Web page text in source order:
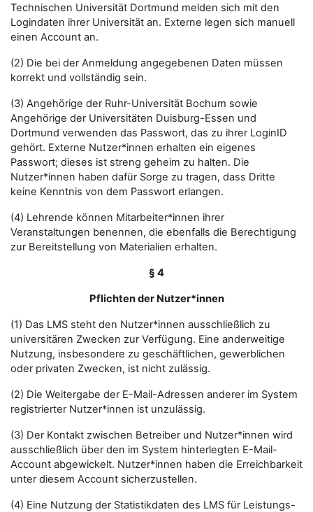
Technischen Universität Dortmund melden sich mit den
Logindaten ihrer Universität an. Externe legen sich manuell
einen Account an.
(2) Die bei der Anmeldung angegebenen Daten müssen
korrekt und vollständig sein.
(3) Angehörige der Ruhr-Universität Bochum sowie
Angehörige der Universitäten Duisburg-Essen und
Dortmund verwenden das Passwort, das zu ihrer LoginID
gehört. Externe Nutzer*innen erhalten ein eigenes
Passwort; dieses ist streng geheim zu halten. Die
Nutzer*innen haben dafür Sorge zu tragen, dass Dritte
keine Kenntnis von dem Passwort erlangen.
(4) Lehrende können Mitarbeiter*innen ihrer
Veranstaltungen benennen, die ebenfalls die Berechtigung
zur Bereitstellung von Materialien erhalten.
§ 4
Pflichten der Nutzer*innen
(1) Das LMS steht den Nutzer*innen ausschließlich zu
universitären Zwecken zur Verfügung. Eine anderweitige
Nutzung, insbesondere zu geschäftlichen, gewerblichen
oder privaten Zwecken, ist nicht zulässig.
(2) Die Weitergabe der E-Mail-Adressen anderer im System
registrierter Nutzer*innen ist unzulässig.
(3) Der Kontakt zwischen Betreiber und Nutzer*innen wird
ausschließlich über den im System hinterlegten E-Mail-
Account abgewickelt. Nutzer*innen haben die Erreichbarkeit
unter diesem Account sicherzustellen.
(4) Eine Nutzung der Statistikdaten des LMS für Leistungs-